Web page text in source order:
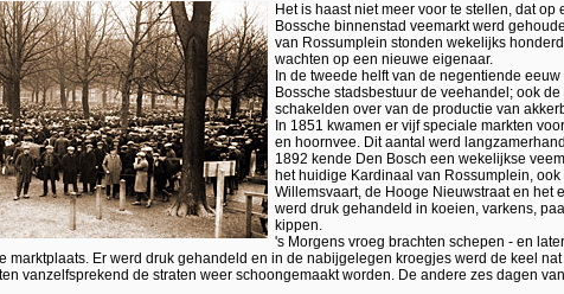
Het is haast niet meer voor te stellen, dat op
Bossche binnenstad veemarkt werd
van Rossumplein stonden wekelijks
wachten op een nieuwe eigenaar.
In de tweede helft van de negentiende
Bossche stadsbestuur de veehandel; ook
schakelden over van de productie van
In 1851 kwamen er vijf speciale markten
en hoornvee. Dit aantal werd
1892 kende Den Bosch een wekelijkse
het huidige Kardinaal van Rossumplein, ook
Willemsvaart, de Hooge Nieuwstraat en het
werd druk gehandeld in koeien, varkens,
kippen.
's Morgens vroeg brachten schepen - en
marktplaats. Er werd druk gehandeld en in de nabijgelegen kroegjes werd de keel
vanzelfsprekend de straten weer schoongemaakt worden. De andere zes dagen